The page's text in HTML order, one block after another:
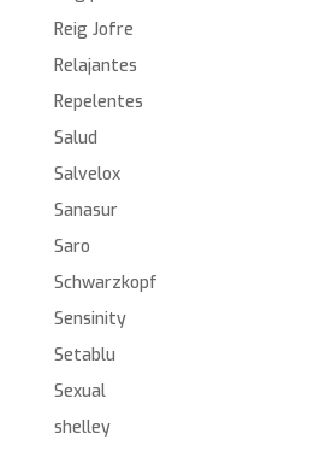
Reig Jofre
Relajantes
Repelentes
Salud
Salvelox
Sanasur
Saro
Schwarzkopf
Sensinity
Setablu
Sexual
shelley